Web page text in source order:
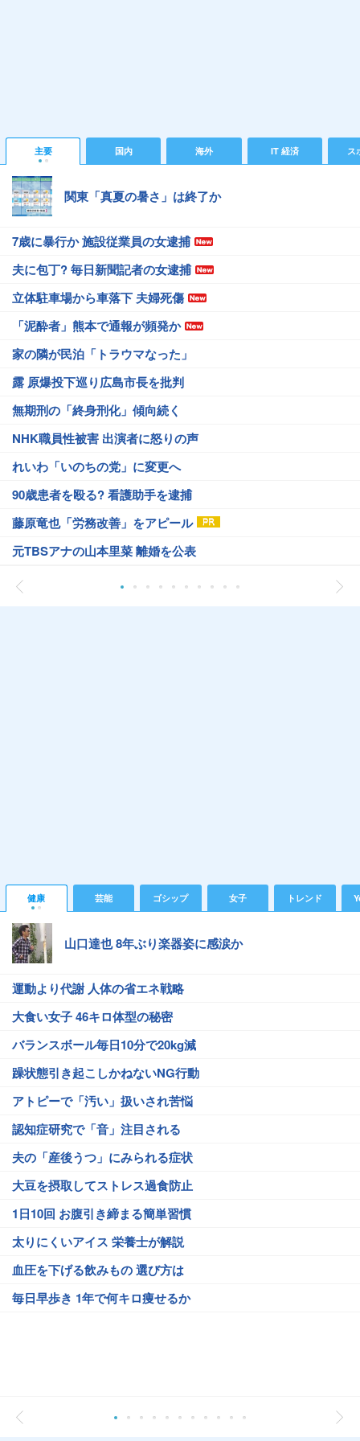
主要 国内 海外 IT 経済 ス
関東「真夏の暑さ」は終了か
7歳に暴行か 施設従業員の女逮捕
夫に包丁? 毎日新聞記者の女逮捕
立体駐車場から車落下 夫婦死傷
「泥酔者」熊本で通報が頻発か
家の隣が民泊「トラウマなった」
露 原爆投下巡り広島市長を批判
無期刑の「終身刑化」傾向続く
NHK職員性被害 出演者に怒りの声
れいわ「いのちの党」に変更へ
90歳患者を殴る? 看護助手を逮捕
藤原竜也「労務改善」をアピール
元TBSアナの山本里菜 離婚を公表
健康 芸能 ゴシップ 女子 トレンド
山口達也 8年ぶり楽器姿に感涙か
運動より代謝 人体の省エネ戦略
大食い女子 46キロ体型の秘密
バランスボール毎日10分で20kg減
躁状態引き起こしかねないNG行動
アトピーで「汚い」扱いされ苦悩
認知症研究で「音」注目される
夫の「産後うつ」にみられる症状
大豆を摂取してストレス過食防止
1日10回 お腹引き締まる簡単習慣
太りにくいアイス 栄養士が解説
血圧を下げる飲みもの 選び方は
毎日早歩き 1年で何キロ痩せるか